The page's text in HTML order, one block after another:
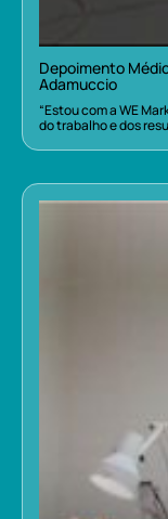
Depoimento
Adamuccio
“Estou com a WE
do trabalho e dos